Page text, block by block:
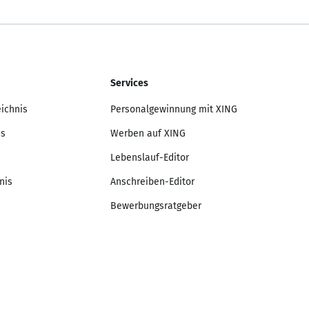
Services
Personalgewinnung mit XING
Werben auf XING
Lebenslauf-Editor
Anschreiben-Editor
Bewerbungsratgeber